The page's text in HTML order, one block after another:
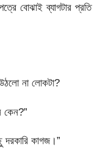
বোঝাই ব্যাগটার প্রতি
না লোকটা?
কাগজ।”